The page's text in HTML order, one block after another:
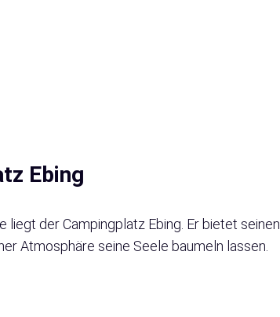
Ebing
liegt der Campingplatz Ebing. Er bietet seinen
Atmosphäre seine Seele baumeln lassen.